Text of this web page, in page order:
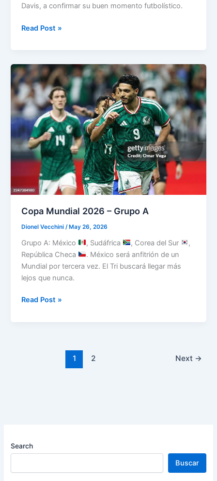
Search
Buscar
Davis, a confirmar su buen momento futbolístico.
Copa
–
Grupo
B
Read Post »
Copa Mundial 2026 – Grupo A
Dionel Vecchini /May 26, 2026
Grupo A: México , Sudáfrica , Corea del Sur
,
República Checa
. México será anfitrión de un
Mundial por tercera vez. El Tri buscará llegar más
lejos que nunca.
Copa
Read Post »
1 2 Next →